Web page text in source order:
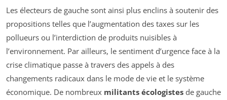
Les électeurs de gauche sont ainsi plus enclins à soutenir des
propositions telles que l’augmentation des taxes sur les
pollueurs ou l’interdiction de produits nuisibles à
l’environnement. Par ailleurs, le sentiment d’urgence face à la
crise climatique passe à travers des appels à des
changements radicaux dans le mode de vie et le système
économique. De nombreux militants écologistes de gauche